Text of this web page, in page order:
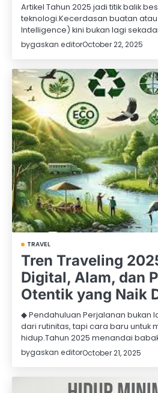
Artikel Tahun 2025 jadi titik balik
teknologi.Kecerdasan buatan atau
Intelligence) kini bukan lagi
bygaskan editorOctober 22, 2025
TRAVEL
Tren Traveling
Digital, Alam, dan
Otentik yang Naik
◆ Pendahuluan Perjalanan bukan
dari rutinitas, tapi cara baru untuk
hidup.Tahun 2025 menandai
bygaskan editorOctober 21, 2025